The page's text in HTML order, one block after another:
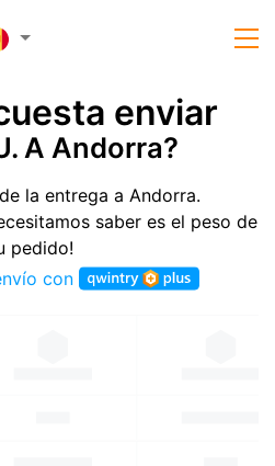
enviar
A Andorra?
la entrega a Andorra.
saber es el peso de
pedido!
con